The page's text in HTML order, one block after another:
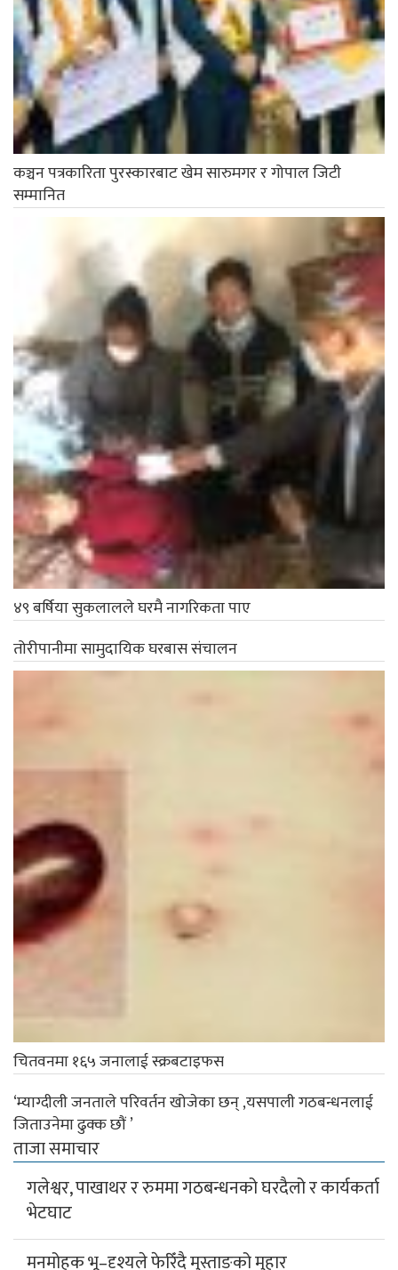
कञ्चन पत्रकारिता पुरस्कारबाट खेम सारुमगर र गोपाल जिटी
सम्मानित
४९ बर्षिया सुकलालले घरमै नागरिकता पाए
तोरीपानीमा सामुदायिक घरबास संचालन
चितवनमा १६५ जनालाई स्क्रबटाइफस
‘म्याग्दीली जनताले परिवर्तन खोजेका छन् ,यसपाली गठबन्धनलाई
जिताउनेमा ढुक्क छौं ’
ताजा समाचार
गलेश्वर, पाखाथर र रुममा गठबन्धनको घरदैलो र कार्यकर्ता
भेटघाट
मनमोहक भू–दृश्यले फेरिँदै मुस्ताङको मुहार